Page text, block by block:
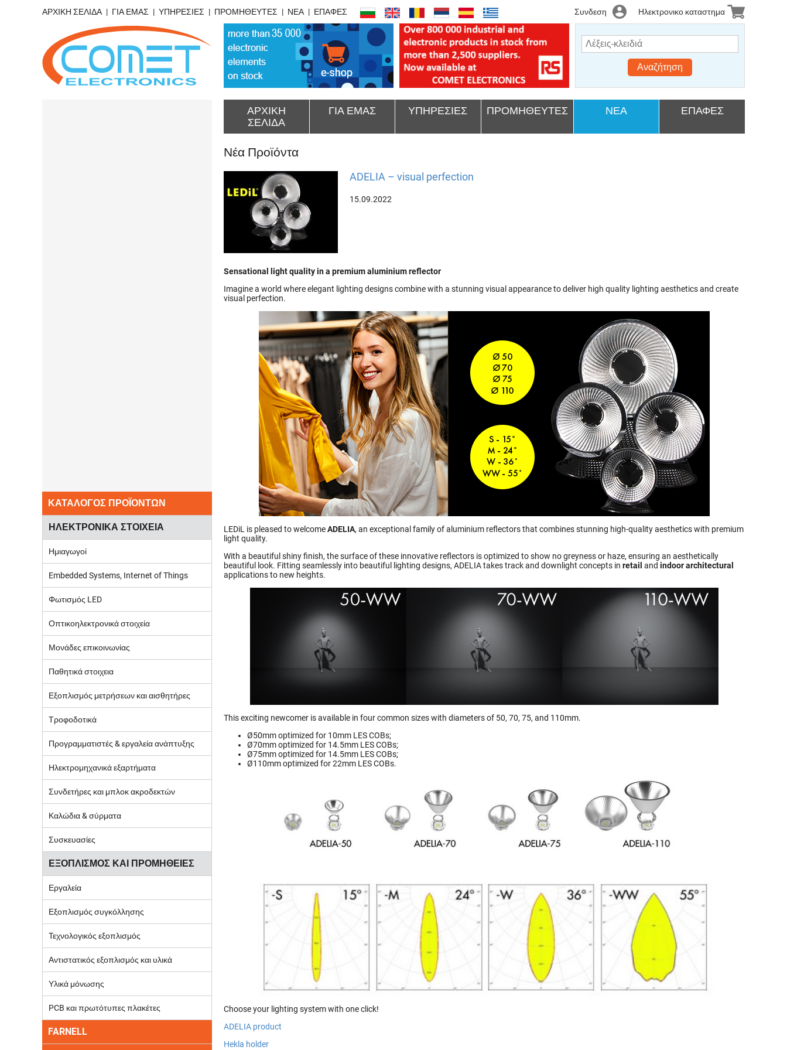
ΑΡΧΙΚΗ ΣΕΛΙΔΑ ΓΙΑ ΕΜΑΣ ΥΠΗΡΕΣΙΕΣ ΠΡΟΜΗΘΕΥΤΕΣ ΝΕΑ ΕΠΑΦΕΣ Συνδεση Ηλεκτρονικο καταστημα
Αναζήτηση
ΚΑΤΑΛΟΓΟΣ ΠΡΟΪΟΝΤΩΝ
ΗΛΕΚΤΡΟΝΙΚΑ ΣΤΟΙΧΕΙΑ
Ημιαγωγοί
Embedded Systems, Internet of Things
Φωτισμός LED
Οπτικοηλεκτρονικά στοιχεία
Μονάδες επικοινωνίας
Παθητικά στοιχεια
Εξοπλισμός μετρήσεων και αισθητήρες
Τροφοδοτικά
Προγραμματιστές & εργαλεία ανάπτυξης
Ηλεκτρομηχανικά εξαρτήματα
Συνδετήρες και μπλοκ ακροδεκτών
Καλώδια & σύρματα
Συσκευασίες
ΕΞΟΠΛΙΣΜΟΣ ΚΑΙ ΠΡΟΜΗΘΕΙΕΣ
Εργαλεία
Εξοπλισμός συγκόλλησης
Τεχνολογικός εξοπλισμός
Αντιστατικός εξοπλισμός και υλικά
Υλικά μόνωσης
PCB και πρωτότυπες πλακέτες
FARNELL
ΑΡΧΙΚΗ
ΣΕΛΙΔΑ
ΓΙΑ ΕΜΑΣ ΥΠΗΡΕΣΙΕΣ ΠΡΟΜΗΘΕΥΤΕΣ ΝΕΑ ΕΠΑΦΕΣ
Νέα Προϊόντα
ADELIA – visual perfection
15.09.2022
Sensational light quality in a premium aluminium reflector
Imagine a world where elegant lighting designs combine with a stunning visual appearance to deliver high quality lighting aesthetics and create
visual perfection.
LEDiL is pleased to welcomeADELIA, an exceptional family of aluminium reflectors that combines stunning high-quality aesthetics with premium
light quality.
With a beautiful shiny finish, the surface of these innovative reflectors is optimized to show no greyness or haze, ensuring an aesthetically
beautiful look. Fitting seamlessly into beautiful lighting designs, ADELIA takes track and downlight concepts in retail and indoor architectural
applications to new heights.
This exciting newcomer is available in four common sizes with diameters of 50, 70, 75, and 110mm.
Ø50mm optimized for 10mm LES COBs;
Ø70mm optimized for 14.5mm LES COBs;
Ø75mm optimized for 14.5mm LES COBs;
Ø110mm optimized for 22mm LES COBs.
Choose your lighting system with one click!
ADELIA product
Hekla holder